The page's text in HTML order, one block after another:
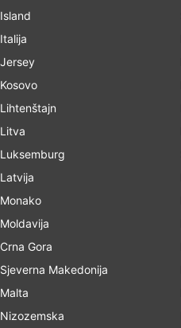
Island
Italija
Jersey
Kosovo
Lihtenštajn
Litva
Luksemburg
Latvija
Monako
Moldavija
Crna Gora
Sjeverna Makedonija
Malta
Nizozemska